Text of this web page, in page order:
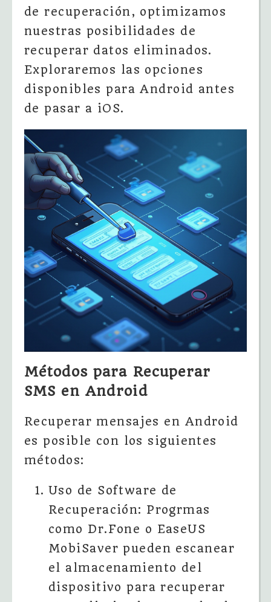
de recuperación, optimizamos
nuestras posibilidades de
recuperar datos eliminados.
Exploraremos las opciones
disponibles para Android antes
de pasar a iOS.
Métodos para Recuperar
SMS en Android
Recuperar mensajes en Android
es posible con los siguientes
métodos:
Uso de Software de
Recuperación: Progrmas
como Dr.Fone o EaseUS
MobiSaver pueden escanear
el almacenamiento del
dispositivo para recuperar